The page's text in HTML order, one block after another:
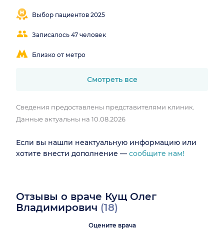
Выбор пациентов 2025
Записалось 47 человек
Близко от метро
Смотреть все
Сведения предоставлены представителями клиник.
Данные актуальны на 10.08.2026
Если вы нашли неактуальную информацию или
хотите внести дополнение — сообщите нам!
Отзывы о враче Кущ Олег
Владимирович (18)
Оцените врача